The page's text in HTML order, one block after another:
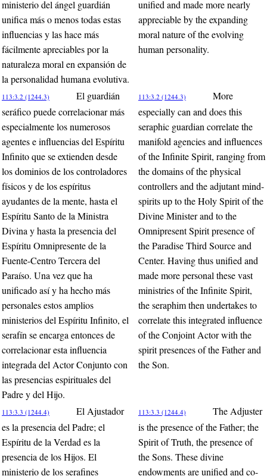
ministerio del ángel guardián
unifica más o menos todas estas
influencias y las hace más
fácilmente apreciables por la
naturaleza moral en expansión de
la personalidad humana evolutiva.
unified and made more nearly
appreciable by the expanding
moral nature of the evolving
human personality.
113:3.2 (1244.3)
El guardián
seráfico puede correlacionar más
especialmente los numerosos
agentes e influencias del Espíritu
Infinito que se extienden desde
los dominios de los controladores
físicos y de los espíritus
ayudantes de la mente, hasta el
Espíritu Santo de la Ministra
Divina y hasta la presencia del
Espíritu Omnipresente de la
Fuente-Centro Tercera del
Paraíso. Una vez que ha
unificado así y ha hecho más
personales estos amplios
ministerios del Espíritu Infinito, el
serafín se encarga entonces de
correlacionar esta influencia
integrada del Actor Conjunto con
las presencias espirituales del
Padre y del Hijo.
113:3.2 (1244.3)
More
especially can and does this
seraphic guardian correlate the
manifold agencies and influences
of the Infinite Spirit, ranging from
the domains of the physical
controllers and the adjutant mind-
spirits up to the Holy Spirit of the
Divine Minister and to the
Omnipresent Spirit presence of
the Paradise Third Source and
Center. Having thus unified and
made more personal these vast
ministries of the Infinite Spirit,
the seraphim then undertakes to
correlate this integrated influence
of the Conjoint Actor with the
spirit presences of the Father and
the Son.
113:3.3 (1244.4)
El Ajustador
es la presencia del Padre; el
Espíritu de la Verdad es la
presencia de los Hijos. El
ministerio de los serafines
113:3.3 (1244.4)
The Adjuster
is the presence of the Father; the
Spirit of Truth, the presence of
the Sons. These divine
endowments are unified and co-